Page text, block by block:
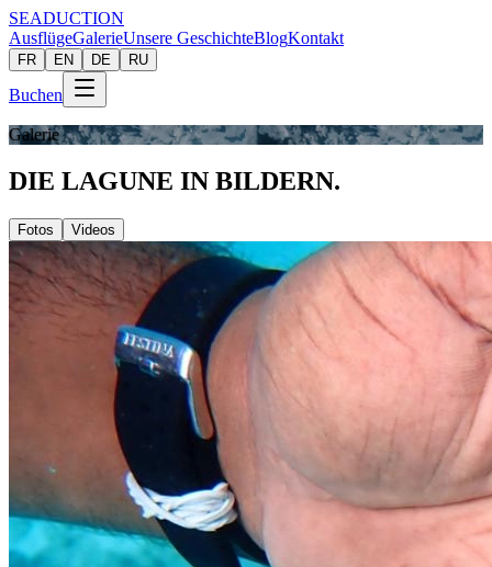
SEADUCTION
AusflügeGalerieUnsere GeschichteBlogKontakt
FR EN DE RU
Buchen
Galerie
DIE LAGUNE IN BILDERN.
Fotos Videos